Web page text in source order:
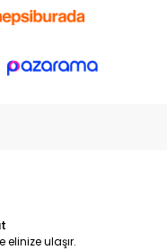
elinize ulaşır.